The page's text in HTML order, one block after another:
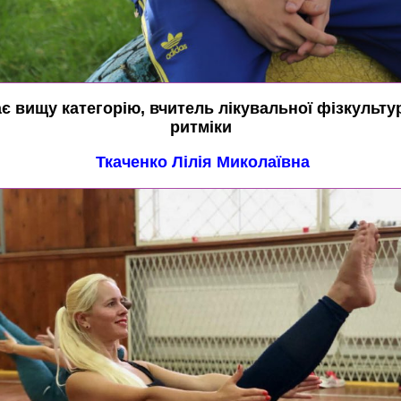
вищу категорію, вчитель лікувальної
ритміки
Ткаченко Лілія Миколаївна